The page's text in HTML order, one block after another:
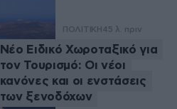
ΠΟΛΙΤΙΚΗ45 λ. πριν
Νέο Ειδικό Χωροταξικό για
τον Τουρισμό: Οι νέοι
κανόνες και οι ενστάσεις
των ξενοδόχων